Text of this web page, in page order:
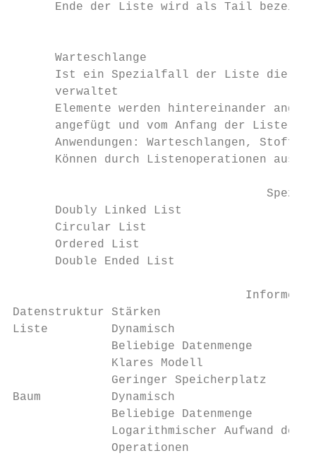
Ende der Liste wird als Tail
      Warteschlange
Ist ein Spezialfall der Liste die
      verwaltet
Elemente werden hintereinander
angefügt und vom Anfang der Liste
Anwendungen: Warteschlangen,
Können durch Listenoperationen
      Doubly Linked List
      Circular List
      Ordered List
      Double Ended List
Datenstruktur Stärken
Liste         Dynamisch
Beliebige Datenmenge
              Klares Modell
              Geringer Speicherplatz
Baum          Dynamisch
Beliebige Datenmenge
Logarithmischer Aufwand der
Operationen